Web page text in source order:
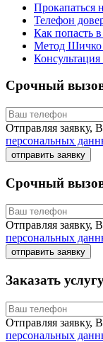
Прокапаться
Телефон
Как попасть
Метод Шичко
Срочный
Отправляя заявку,
персональных
отправить заявку
Срочный
Отправляя заявку,
персональных
отправить заявку
Заказать
Отправляя заявку,
персональных